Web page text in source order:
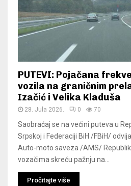
PUTEVI: Pojačana
vozila na graničnim
Izačić i Velika Kladuša
28. Jula 2026. 0 70
Saobraćaj se na većini puteva u
Srpskoj i Federaciji BiH /FBiH/
Auto-moto saveza /AMS/
vozačima skreću pažnju na...
Pročitajte više